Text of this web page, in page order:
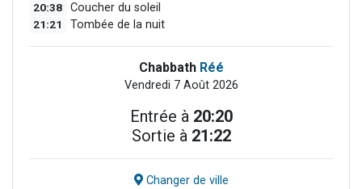
20:38 Coucher du soleil
21:21 Tombée de la nuit
Chabbath Réé
Vendredi 7 Août 2026
Entrée à 20:20
Sortie à 21:22
Changer de ville